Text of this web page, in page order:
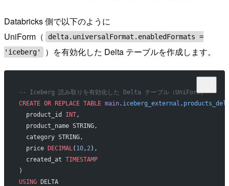
Databricks 側で以下のように
UniForm（
delta.universalFormat.enabledFormats =
'iceberg'
）を有効化した Delta テーブルを作成します。
-- Iceberg 読み取りを有効化した Delta テーブル（UniForm）
CREATE OR REPLACE TABLE main. iceberg_external .
  product_id
INT,
  product_name STRING,
  category STRING,
  price
DECIMAL ( 10, 2 ),
  created_at
TIMESTAMP
)
USING DELTA